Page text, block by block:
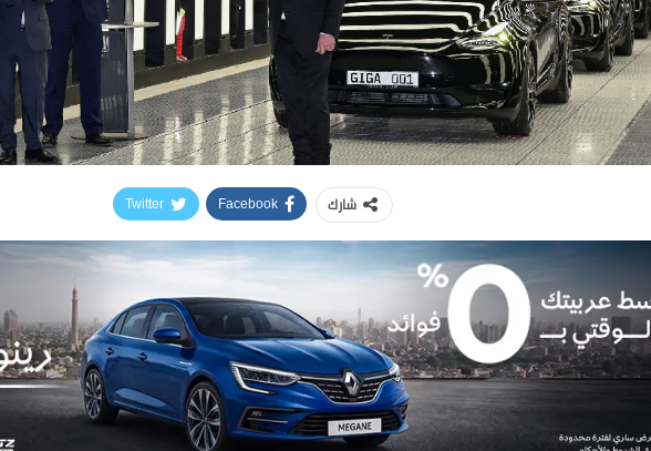
شارك Facebook
Twitter